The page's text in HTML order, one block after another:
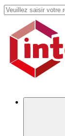
Rechercher
dans
site